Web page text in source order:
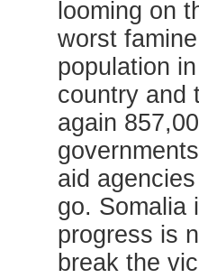
looming on
worst
population
country and
again
aid
go. Somalia
progress is
break the